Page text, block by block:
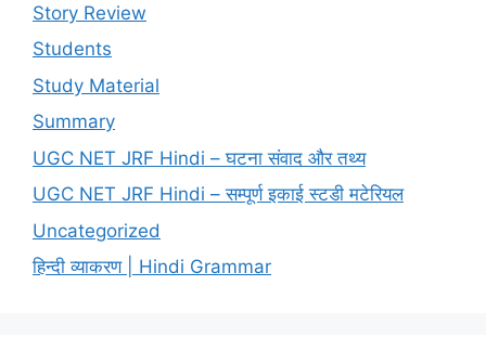
Story Review
Students
Study Material
Summary
UGC NET JRF Hindi – घटना संवाद और तथ्य
UGC NET JRF Hindi – सम्पूर्ण इकाई स्टडी मटेरियल
Uncategorized
हिन्दी व्याकरण | Hindi Grammar